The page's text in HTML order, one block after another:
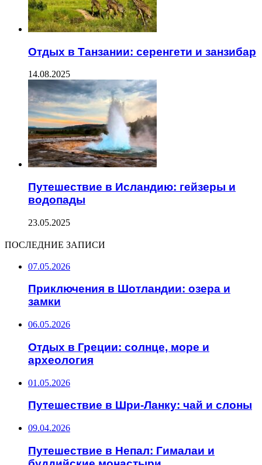
Отдых в Танзании: серенгети и занзибар
14.08.2025
Путешествие в Исландию: гейзеры и
водопады
23.05.2025
ПОСЛЕДНИЕ ЗАПИСИ
07.05.2026
Приключения в Шотландии: озера и
замки
06.05.2026
Отдых в Греции: солнце, море и
археология
01.05.2026
Путешествие в Шри-Ланку: чай и слоны
09.04.2026
Путешествие в Непал: Гималаи и